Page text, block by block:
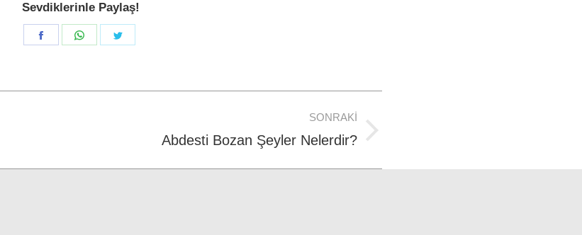
Sevdiklerinle Paylaş!
Share
Share
SONRAKI
Abdesti Bozan Şeyler Nelerdir?